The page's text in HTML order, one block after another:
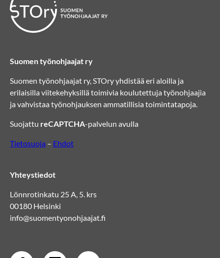
Suomen työnohjaajat ry
Suomen työnohjaajat ry, STOry yhdistää eri aloilla ja
erilaisilla viitekehyksillä toimivia koulutettuja työnohjaajia
ja vahvistaa työnohjauksen ammatillisia toimintatapoja.
Suojattu reCAPTCHA-palvelun avulla
Tietosuoja – Ehdot
Yhteystiedot
Lönnrotinkatu 25 A, 5. krs
00180 Helsinki
info@suomentyonohjaajat.fi